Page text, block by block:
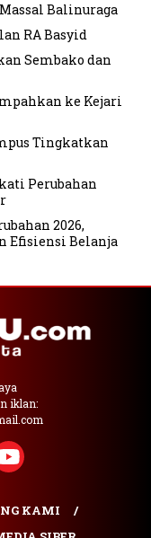
Balinuraga
RA Basyid
Sembako dan
ke Kejari
Tingkatkan
Perubahan
2026,
Efisiensi Belanja
iklan:
KAMI